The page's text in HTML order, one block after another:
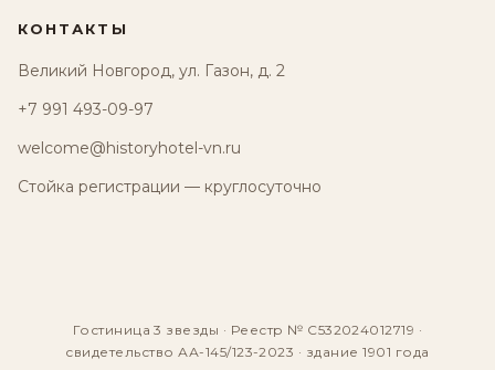
КОНТАКТЫ
Великий Новгород, ул. Газон, д. 2
+7 991 493-09-97
welcome@historyhotel-vn.ru
Стойка регистрации — круглосуточно
Гостиница 3 звезды · Реестр № С532024012719 ·
свидетельство АА-145/123-2023 · здание 1901 года